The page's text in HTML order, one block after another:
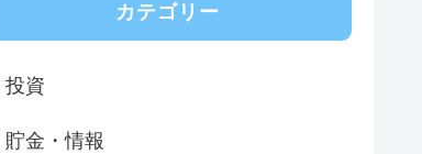
カテゴリー
投資
貯金・情報